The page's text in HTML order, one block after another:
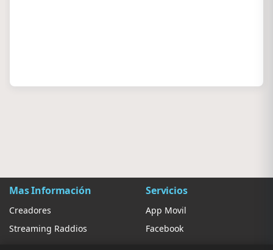
Mas Información
Creadores
Streaming Raddios
Servicios
App Movil
Facebook